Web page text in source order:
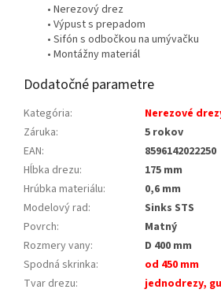
• Nerezový drez
• Výpust s prepadom
• Sifón s odbočkou na umývačku
• Montážny materiál
Dodatočné parametre
Kategória:
Nerezové
Záruka:
5 rokov
EAN:
8596142022250
Hĺbka drezu:
175 mm
Hrúbka materiálu:
0,6 mm
Modelový rad:
Sinks STS
Povrch:
Matný
Rozmery vany:
D 400 mm
Spodná skrinka:
od 450 mm
Tvar drezu:
jednodrezy,